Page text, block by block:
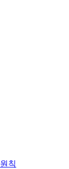
칙